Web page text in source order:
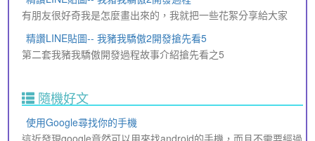
有朋友很好奇我是怎麼畫出來的，我就把一些花絮分享給大家
精讚LINE貼圖-- 我豬我驕傲2開發搶先看5
第二套我豬我驕傲開發過程故事介紹搶先看之5
隨機好文
使用Google尋找你的手機
這近發現google竟然可以用來找android的手機，而且不需要經過